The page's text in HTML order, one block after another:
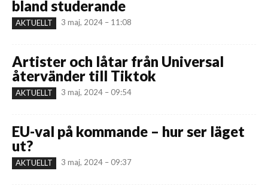
bland studerande
AKTUELLT 3 maj, 2024 – 11:08
Artister och låtar från Universal
återvänder till Tiktok
AKTUELLT 3 maj, 2024 – 09:54
EU-val på kommande – hur ser läget
ut?
AKTUELLT 3 maj, 2024 – 09:37